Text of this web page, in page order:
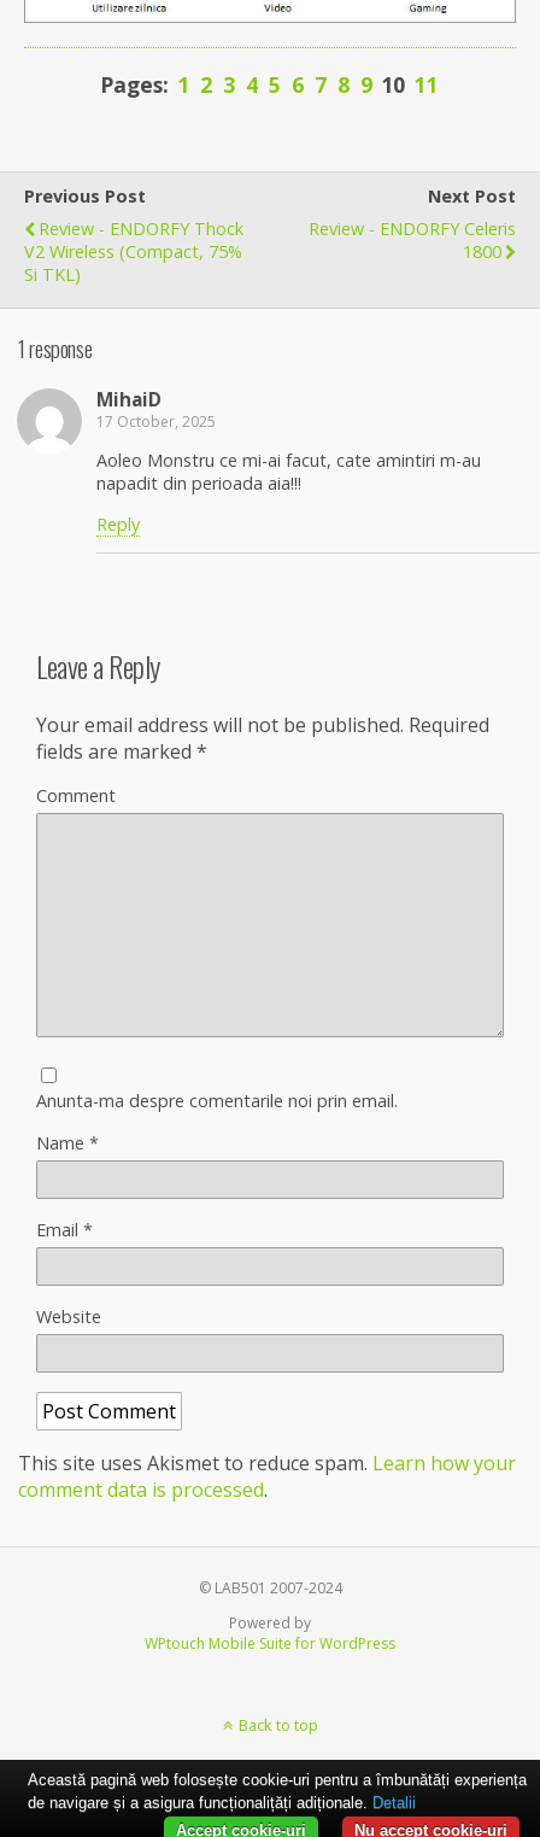
Pages: 1 2 3 4 5 6 7 8 9 10 11
Previous Post
Review - ENDORFY Thock
V2 Wireless (Compact, 75%
Si TKL)
Next Post
Review - ENDORFY Celeris
1800
1 response
MihaiD
17 October, 2025
Aoleo Monstru ce mi-ai facut, cate amintiri m-au
napadit din perioada aia!!!
Reply
Leave a Reply
Your email address will not be published. Required
fields are marked *
Comment
Anunta-ma despre comentarile noi prin email.
Name *
Email *
Website
This site uses Akismet to reduce spam. Learn how your
comment data is processed.
© LAB501 2007-2024
Powered by
WPtouch Mobile Suite for WordPress
Back to top
Această pagină web folosește cookie-uri pentru a îmbunătăți experiența
de navigare și a asigura funcționalițăți adiționale. Detalii
Nu accept cookie-uri
Accept cookie-uri